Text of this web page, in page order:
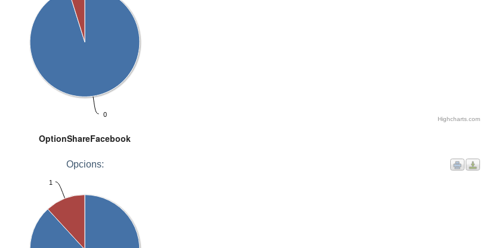
0
Highcharts.com
OptionShareFacebook
Opcions:
1